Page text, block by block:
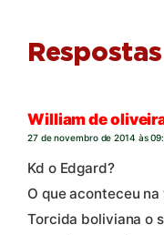
William de
27 de novembro de 2014 às
Kd o Edgard?
O que aconteceu
Torcida boliviana o